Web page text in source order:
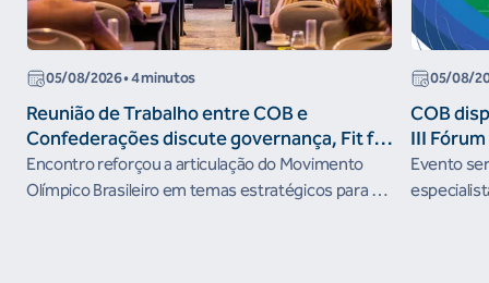
05/08/2026• 4 minutos
Reunião de Trabalho entre COB e
Confederações discute governança, Fit for
the Future e presença do Brasil em
organismos internacionais
Encontro reforçou a articulação do Movimento
Olímpico Brasileiro em temas estratégicos para os
05/08/
COB
III
Evento